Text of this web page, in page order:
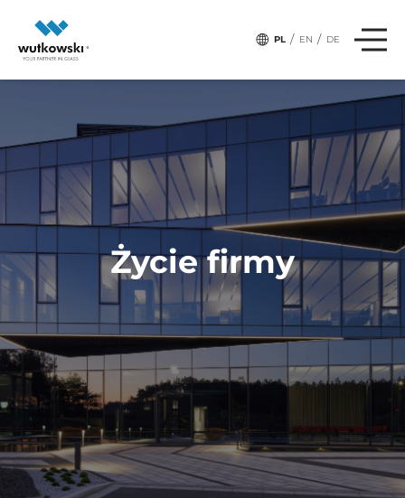
PL / EN / DE
Życie firmy